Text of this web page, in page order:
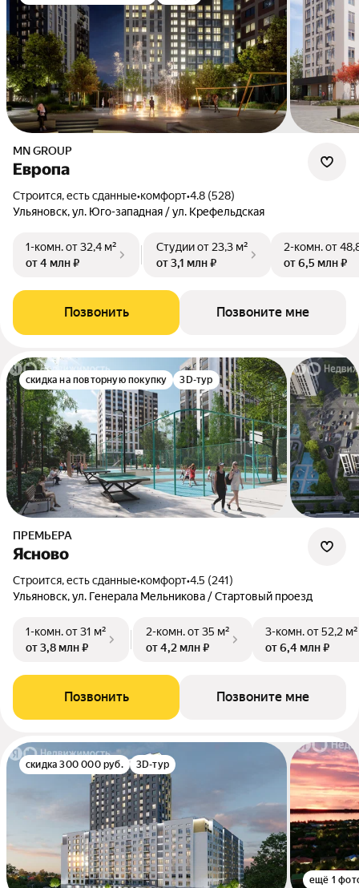
MN GROUP
Европа
Строится, есть сданные•комфорт•4.8 (528)
Ульяновск, ул. Юго-западная / ул. Крефельдская
1-комн.от 32,4 м²
от 4 млн ₽
Студииот 23,3 м²
от 3,1 млн ₽
2-комн.от
от 6,5 млн ₽
Позвонить Позвоните мне
скидка на повторную покупку 3D-тур
ПРЕМЬЕРА
Ясново
Строится, есть сданные•комфорт•4.5 (241)
Ульяновск, ул. Генерала Мельникова / Стартовый проезд
1-комн.от 31 м²
от 3,8 млн ₽
2-комн.от 35 м²
от 4,2 млн ₽
3-комн.от 52,2 м²
от 6,4 млн ₽
Позвонить Позвоните мне
скидка 300 000 руб. 3D-тур
ещё 1